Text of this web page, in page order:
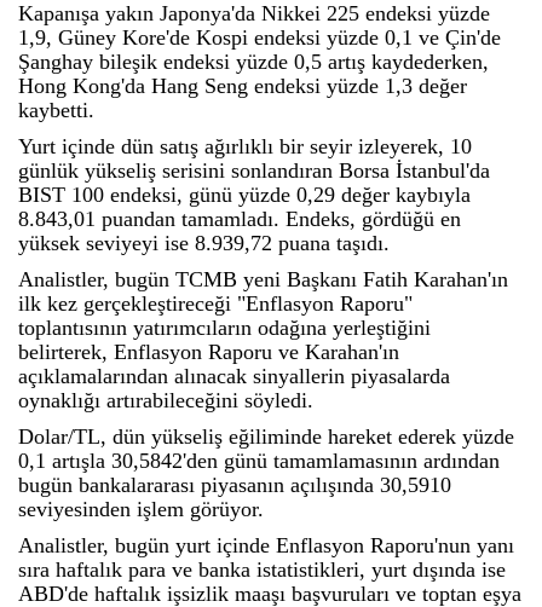
Kapanışa yakın Japonya'da Nikkei 225 endeksi yüzde
1,9, Güney Kore'de Kospi endeksi yüzde 0,1 ve Çin'de
Şanghay bileşik endeksi yüzde 0,5 artış kaydederken,
Hong Kong'da Hang Seng endeksi yüzde 1,3 değer
kaybetti.
Yurt içinde dün satış ağırlıklı bir seyir izleyerek, 10
günlük yükseliş serisini sonlandıran Borsa İstanbul'da
BIST 100 endeksi, günü yüzde 0,29 değer kaybıyla
8.843,01 puandan tamamladı. Endeks, gördüğü en
yüksek seviyeyi ise 8.939,72 puana taşıdı.
Analistler, bugün TCMB yeni Başkanı Fatih Karahan'ın
ilk kez gerçekleştireceği "Enflasyon Raporu"
toplantısının yatırımcıların odağına yerleştiğini
belirterek, Enflasyon Raporu ve Karahan'ın
açıklamalarından alınacak sinyallerin piyasalarda
oynaklığı artırabileceğini söyledi.
Dolar/TL, dün yükseliş eğiliminde hareket ederek yüzde
0,1 artışla 30,5842'den günü tamamlamasının ardından
bugün bankalararası piyasanın açılışında 30,5910
seviyesinden işlem görüyor.
Analistler, bugün yurt içinde Enflasyon Raporu'nun yanı
sıra haftalık para ve banka istatistikleri, yurt dışında ise
ABD'de haftalık işsizlik maaşı başvuruları ve toptan eşya